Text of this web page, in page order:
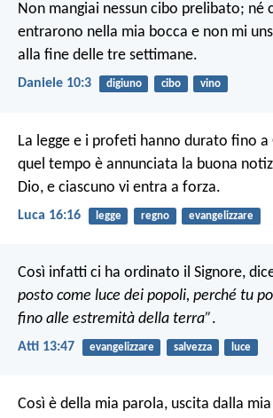
Non mangiai nessun cibo prelibato; né
entrarono nella mia bocca e non mi
alla fine delle tre settimane.
Daniele 10:3 digiuno cibo vino
La legge e i profeti hanno durato fino a
quel tempo è annunciata la buona
Dio, e ciascuno vi entra a forza.
Luca 16:16 legge regno evangelizzare
Così infatti ci ha ordinato il Signore,
posto come luce dei popoli, perché tu
fino alle estremità della terra”.
Atti 13:47 evangelizzare salvezza luce
Così è della mia parola, uscita dalla